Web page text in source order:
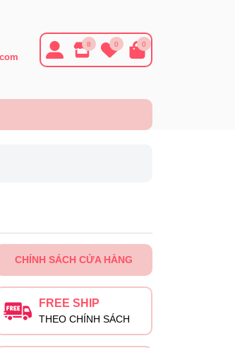
8 0 0
CHÍNH SÁCH CỬA HÀNG
FREE SHIP
THEO CHÍNH SÁCH